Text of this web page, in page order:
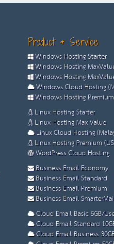
Product & Service
Windows Hosting Starter
Windows Hosting
Windows Hosting
Windows Cloud Hosting
Windows Hosting
Linux Hosting Starter
Linux Hosting Max Value
Linux Cloud Hosting
Linux Hosting Premium
WordPress Cloud Hosting
Business Email Economy
Business Email Standard
Business Email Premium
Business Email
Cloud Email Basic 5GB/
Cloud Email Standard
Cloud Email Business